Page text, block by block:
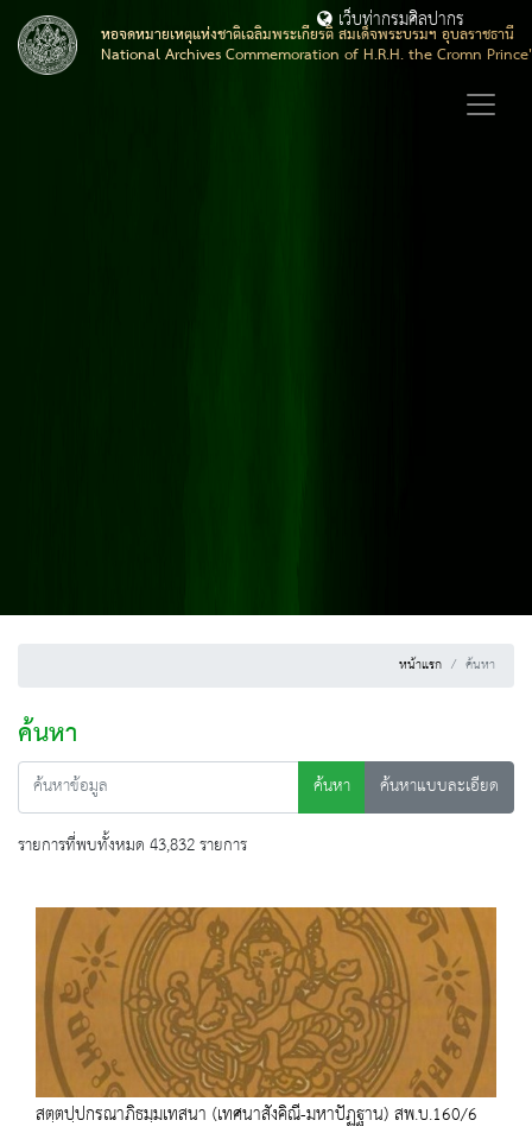
หอจดหมายเหตุแห่งชาติเฉลิมพระเกียรติ สมเด็จพระบรมฯ อุบลราชธานี
National Archives Commemoration of H.R.H. the Cromn
เว็บท่ากรมศิลปากร
หน้าแรก ค้นหา
ค้นหา
ค้นหา
ค้นหาแบบละเอียด
รายการที่พบทั้งหมด 43,832 รายการ
สตฺตปฺปกรณาภิธมฺมเทสนา (เทศนาสังคิณี-มหาปัฏฐาน) สพ.บ.160/6